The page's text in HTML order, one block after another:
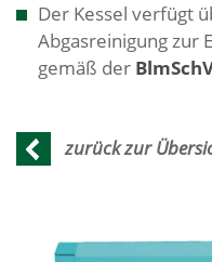
Der Kessel verfügt
Abgasreinigung zur
gemäß der
zurück zur